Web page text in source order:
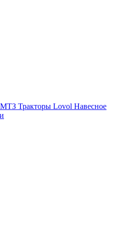
МТЗ Тракторы Lovol Навесное